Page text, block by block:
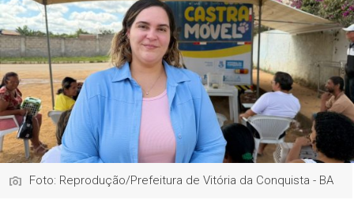
Foto: Reprodução/Prefeitura de Vitória da Conquista - BA